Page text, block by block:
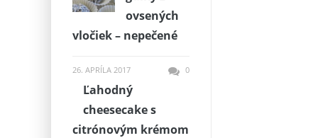
ovsených
vločiek – nepečené
26. APRÍLA 2017 0
Ľahodný
cheesecake s
citrónovým krémom